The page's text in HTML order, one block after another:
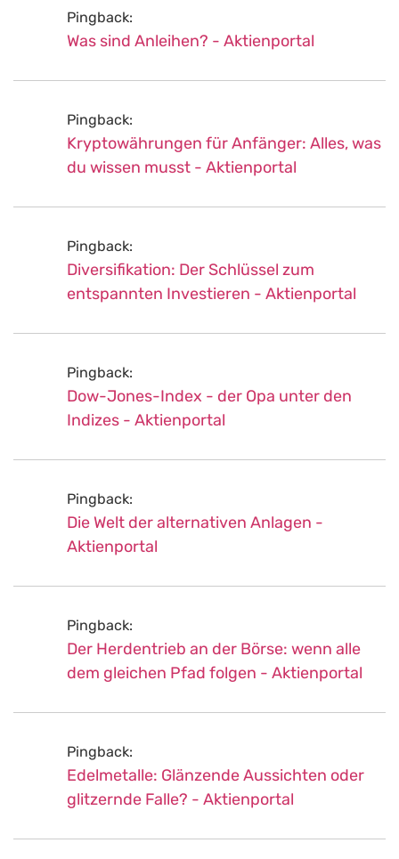
Pingback:
Was sind Anleihen? - Aktienportal
Pingback:
Kryptowährungen für Anfänger: Alles, was
du wissen musst - Aktienportal
Pingback:
Diversifikation: Der Schlüssel zum
entspannten Investieren - Aktienportal
Pingback:
Dow-Jones-Index - der Opa unter den
Indizes - Aktienportal
Pingback:
Die Welt der alternativen Anlagen -
Aktienportal
Pingback:
Der Herdentrieb an der Börse: wenn alle
dem gleichen Pfad folgen - Aktienportal
Pingback:
Edelmetalle: Glänzende Aussichten oder
glitzernde Falle? - Aktienportal